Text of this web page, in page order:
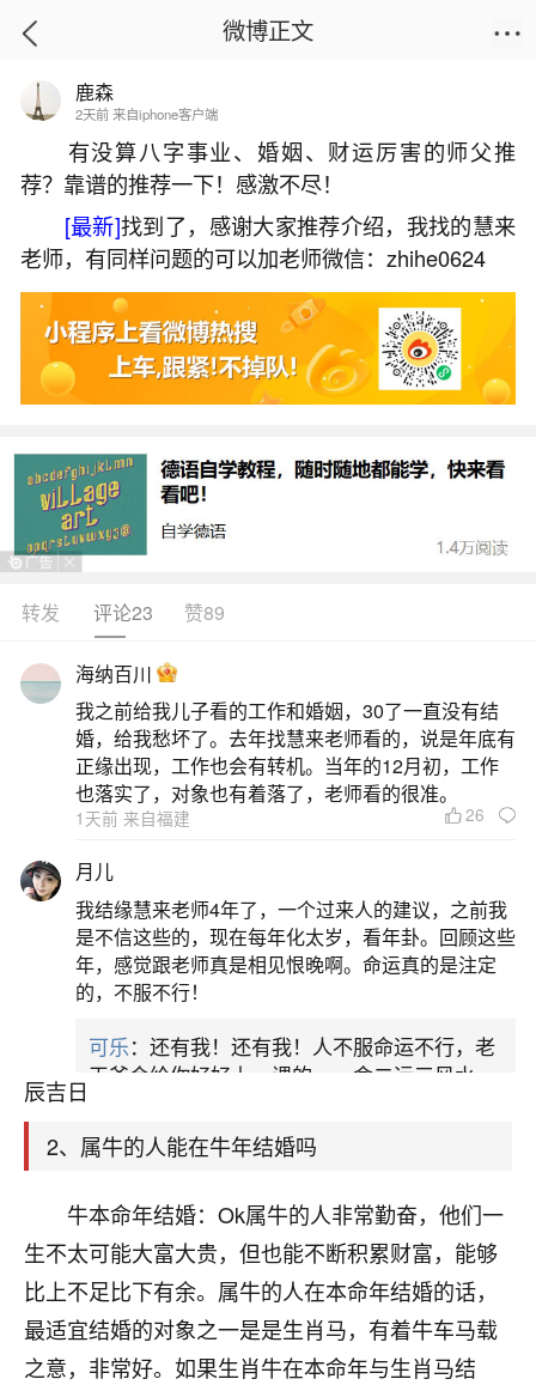
首页
属牛男本命年能结婚吗？
2026-07-09 08:55:22 16 10 赞
生活中像属牛男本命年能结婚吗？都是很常见
的问题，但是小问题不注意可能会引起大麻烦，下
面就这个问题给大家做一些解读：
1、属牛本命年可以结婚吗需要注意哪些
属牛本命年可以结婚，但需要注意一些事项。
是否可以结婚：从民间习俗角度看，本命年通常被
认为是不适合结婚的年份，因为本命年值太岁，可
能会遭遇不顺和意外。然而，并没有固定的说法表
明属牛人本命年绝对不能结婚。有些人认为在本命
年结婚可能会对未来运势产生积极影响，但这主要
取决于个人信仰和看法。需要注意的事项：挑选良
辰吉日
2、属牛的人能在牛年结婚吗
牛本命年结婚：Ok属牛的人非常勤奋，他们一
生不太可能大富大贵，但也能不断积累财富，能够
比上不足比下有余。属牛的人在本命年结婚的话，
最适宜结婚的对象之一是是生肖马，有着牛车马载
之意，非常好。如果生肖牛在本命年与生肖马结
微博正文
鹿森
2天前 来自iphone客户端
有没算八字事业、婚姻、财运厉害的师父推
荐？靠谱的推荐一下！感激不尽！
[最新]找到了，感谢大家推荐介绍，我找的慧来
老师，有同样问题的可以加老师微信：zhihe0624
转发 评论23 赞89
海纳百川
我之前给我儿子看的工作和婚姻，30了一直没有结
婚，给我愁坏了。去年找慧来老师看的，说是年底有
正缘出现，工作也会有转机。当年的12月初，工作
也落实了，对象也有着落了，老师看的很准。
1天前 来自福建 26
月儿
我结缘慧来老师4年了，一个过来人的建议，之前我
是不信这些的，现在每年化太岁，看年卦。回顾这些
年，感觉跟老师真是相见恨晚啊。命运真的是注定
的，不服不行！
可乐：还有我！还有我！人不服命运不行，老
天爷会给你好好上一课的。一命二运三风水，
平安是福：我也是每年找老师化太岁，看年
卦，认识老师3年了，都是缘分啊！
17分钟前 来自湖北 19
心若莲花
我是做餐饮的，这两年，生意屡屡受挫，店开一家关
一家，要么生意不好，生意好的就出事。前些年攒的
家底快败光了，真是倒霉！我也想找人看看到底怎么